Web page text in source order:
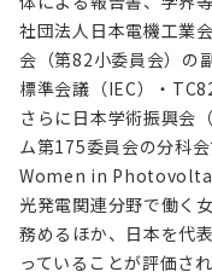
社団法人日本電機工業
会（第82小委員会）の
標準会議（IEC）・
さらに日本学術振興会
ム第175委員会の分科
Women in
光発電関連分野で働く
務めるほか、日本を代
っていることが評価され